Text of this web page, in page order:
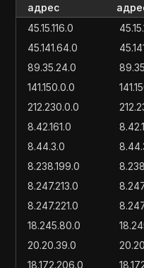
адрес
45.15.116.0
45.141.64.0
89.35.24.0
141.150.0.0
212.230.0.0
8.42.161.0
8.44.3.0
8.238.199.0
8.247.213.0
8.247.221.0
18.245.80.0
20.20.39.0
18.172.206.0